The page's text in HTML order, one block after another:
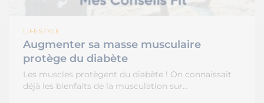
LIFESTYLE
Augmenter sa masse musculaire
protège du diabète
Les muscles protègent du diabète ! On connaissait
déjà les bienfaits de la musculation sur…